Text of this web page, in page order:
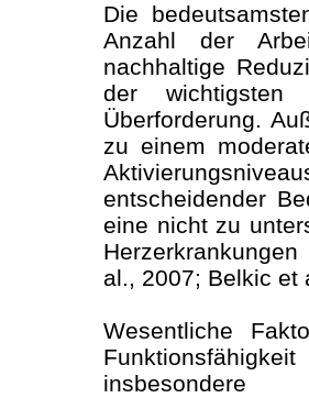
Die
Anzahl der
nachhaltige
der wichtigsten
Überforderung.
zu einem
entscheidender
eine nicht zu
al., 2007; Belkic et
Wesentliche
insbesondere